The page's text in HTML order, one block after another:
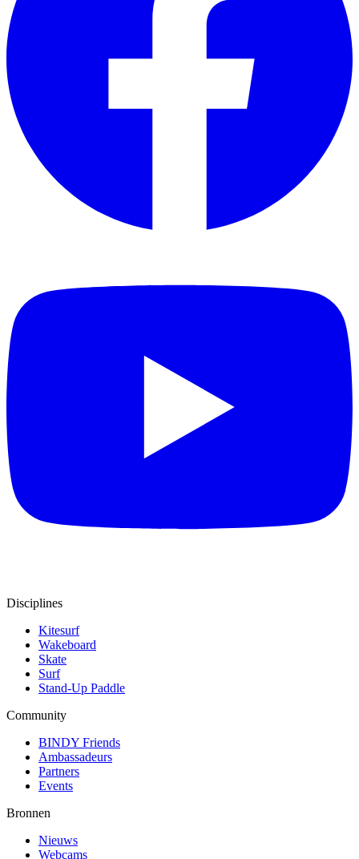
Disciplines
Kitesurf
Wakeboard
Skate
Surf
Stand-Up Paddle
Community
BINDY Friends
Ambassadeurs
Partners
Events
Bronnen
Nieuws
Webcams